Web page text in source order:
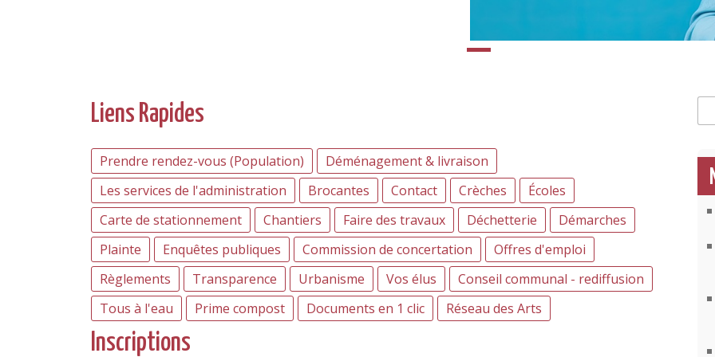
Liens Rapides
Prendre rendez-vous (Population)
Déménagement & livraison
Les services de l'administration
Brocantes Contact Crèches
Écoles
Carte de stationnement
Chantiers Faire des travaux Déchetterie
Démarches
Plainte
Enquêtes publiques Commission de concertation
Offres d'emploi
Règlements
Transparence Urbanisme Vos élus
Conseil communal - rediffusion
Tous à l'eau
Prime compost Documents en 1 clic Réseau des Arts
Inscriptions